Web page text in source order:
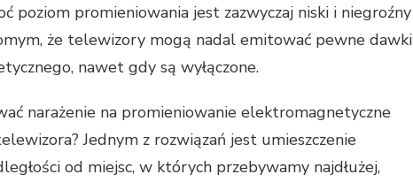
poziom promieniowania jest zazwyczaj niski i niegroźny
że telewizory mogą nadal emitować pewne dawki
nawet gdy są wyłączone.
narażenie na promieniowanie elektromagnetyczne
Jednym z rozwiązań jest umieszczenie
od miejsc, w których przebywamy najdłużej,